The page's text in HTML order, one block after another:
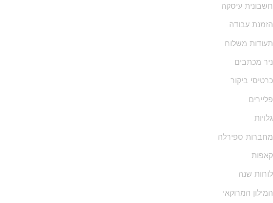
חשבונית עיסקה
הזמנת עבודה
תעודות משלוח
ניר מכתבים
כרטיסי ביקור
פליירים
גלויות
מחברות ספירלה
קאפות
לוחות שנה
המילון המרוקאי